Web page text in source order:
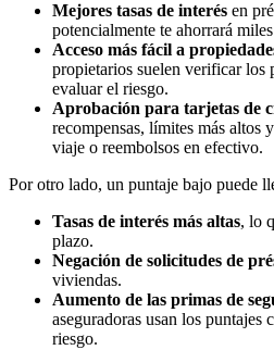
Mejores tasas de interés en
potencialmente te ahorrará
Acceso más fácil a
propietarios suelen verificar los
evaluar el riesgo.
Aprobación para tarjetas de
recompensas, límites más altos
viaje o reembolsos en efectivo.
Por otro lado, un puntaje bajo puede
Tasas de interés más altas, lo
plazo.
Negación de solicitudes de
viviendas.
Aumento de las primas de
aseguradoras usan los puntajes
riesgo.